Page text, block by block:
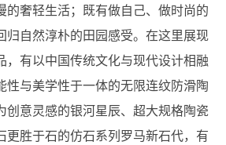
的奢轻生活；既有做自己、做时尚的
归自然淳朴的田园感受。在这里展现
，有以中国传统文化与现代设计相融
性与美学性于一体的无限连纹防滑陶
创意灵感的银河星辰、超大规格陶瓷
更胜于石的仿石系列罗马新石代，有